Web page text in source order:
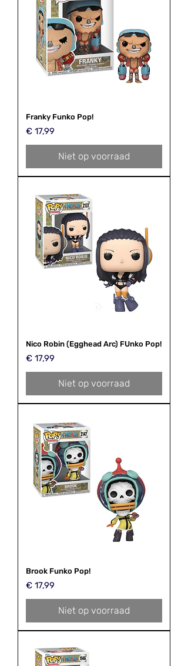
Franky Funko Pop!
Prijs
€ 17,99
Niet op voorraad
Nico Robin (Egghead Arc) FUnko Pop!
Prijs
€ 17,99
Niet op voorraad
Brook Funko Pop!
Prijs
€ 17,99
Niet op voorraad